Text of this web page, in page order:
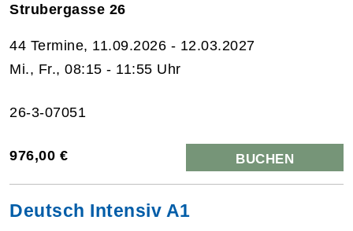
Strubergasse 26
44 Termine, 11.09.2026 - 12.03.2027
Mi., Fr., 08:15 - 11:55 Uhr
26-3-07051
976,00 € BUCHEN
Deutsch Intensiv A1